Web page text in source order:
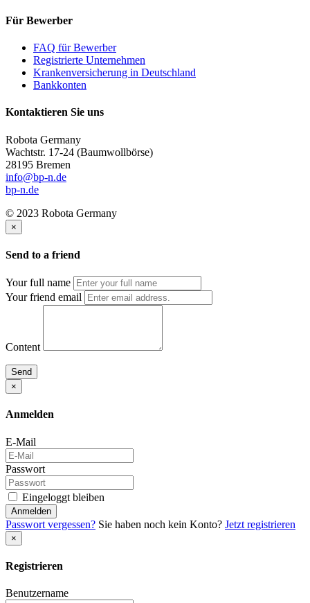
Für Bewerber
FAQ für Bewerber
Registrierte Unternehmen
Krankenversicherung in Deutschland
Bankkonten
Kontaktieren Sie uns
Robota Germany
Wachtstr. 17-24 (Baumwollbörse)
28195 Bremen
info@bp-n.de
bp-n.de
© 2023 Robota Germany
×
Send to a friend
Your full name
Your friend email
Content
Send
×
Anmelden
E-Mail
Passwort
Eingeloggt bleiben
Anmelden
Passwort vergessen? Sie haben noch kein Konto? Jetzt registrieren
×
Registrieren
Benutzername